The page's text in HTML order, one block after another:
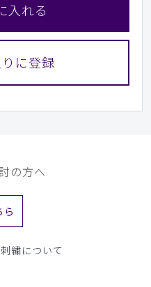
入れる
の方へ
繍について